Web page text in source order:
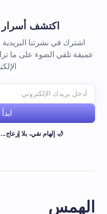
اكتشف أسرار
اشترك في نشرتنا
عميقة تلقي الضوء على ما
🌙 إلهام نقي، بلا
الهمس